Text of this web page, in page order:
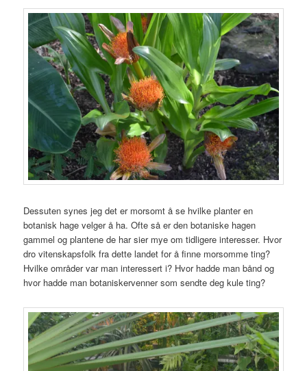
Dessuten synes jeg det er morsomt å se hvilke planter en
botanisk hage velger å ha. Ofte så er den botaniske hagen
gammel og plantene de har sier mye om tidligere interesser. Hvor
dro vitenskapsfolk fra dette landet for å finne morsomme ting?
Hvilke områder var man interessert i? Hvor hadde man bånd og
hvor hadde man botaniskervenner som sendte deg kule ting?